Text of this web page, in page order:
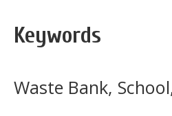
Keywords
Waste Bank,